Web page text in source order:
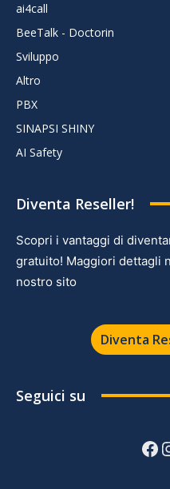
ai4call
BeeTalk - Doctorin
Sviluppo
Altro
PBX
SINAPSI SHINY
AI Safety
Diventa Reseller!
Scopri i vantaggi di
gratuito! Maggiori dettagli
nostro sito
Diventa
Seguici su